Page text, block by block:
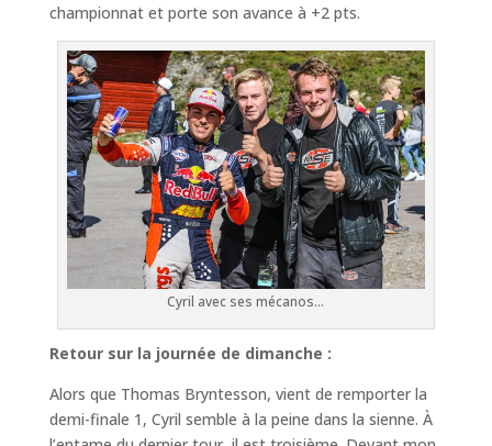
championnat et porte son avance à +2 pts.
Cyril avec ses mécanos…
Retour sur la journée de dimanche :
Alors que Thomas Bryntesson, vient de remporter la
demi-finale 1, Cyril semble à la peine dans la sienne. À